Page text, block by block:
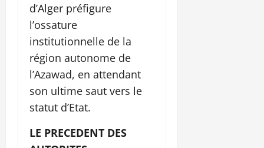
d’Alger préfigure
l’ossature
institutionnelle de la
région autonome de
l’Azawad, en attendant
son ultime saut vers le
statut d’Etat.
LE PRECEDENT DES